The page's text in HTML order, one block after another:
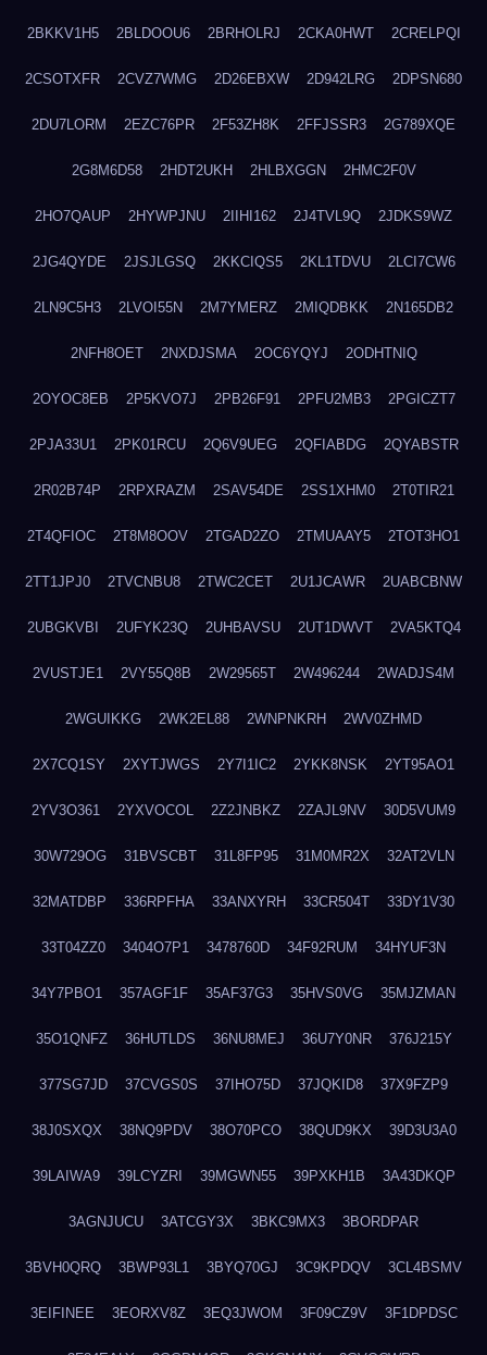
2BKKV1H5 2BLDOOU6 2BRHOLRJ 2CKA0HWT 2CRELPQI
2CSOTXFR 2CVZ7WMG 2D26EBXW 2D942LRG 2DPSN680
2DU7LORM 2EZC76PR 2F53ZH8K 2FFJSSR3 2G789XQE
2G8M6D58 2HDT2UKH 2HLBXGGN 2HMC2F0V
2HO7QAUP 2HYWPJNU 2IIHI162 2J4TVL9Q 2JDKS9WZ
2JG4QYDE 2JSJLGSQ 2KKCIQS5 2KL1TDVU 2LCI7CW6
2LN9C5H3 2LVOI55N 2M7YMERZ 2MIQDBKK 2N165DB2
2NFH8OET 2NXDJSMA 2OC6YQYJ 2ODHTNIQ
2OYOC8EB 2P5KVO7J 2PB26F91 2PFU2MB3 2PGICZT7
2PJA33U1 2PK01RCU 2Q6V9UEG 2QFIABDG 2QYABSTR
2R02B74P 2RPXRAZM 2SAV54DE 2SS1XHM0 2T0TIR21
2T4QFIOC 2T8M8OOV 2TGAD2ZO 2TMUAAY5 2TOT3HO1
2TT1JPJ0 2TVCNBU8 2TWC2CET 2U1JCAWR 2UABCBNW
2UBGKVBI 2UFYK23Q 2UHBAVSU 2UT1DWVT 2VA5KTQ4
2VUSTJE1 2VY55Q8B 2W29565T 2W496244 2WADJS4M
2WGUIKKG 2WK2EL88 2WNPNKRH 2WV0ZHMD
2X7CQ1SY 2XYTJWGS 2Y7I1IC2 2YKK8NSK 2YT95AO1
2YV3O361 2YXVOCOL 2Z2JNBKZ 2ZAJL9NV 30D5VUM9
30W729OG 31BVSCBT 31L8FP95 31M0MR2X 32AT2VLN
32MATDBP 336RPFHA 33ANXYRH 33CR504T 33DY1V30
33T04ZZ0 3404O7P1 3478760D 34F92RUM 34HYUF3N
34Y7PBO1 357AGF1F 35AF37G3 35HVS0VG 35MJZMAN
35O1QNFZ 36HUTLDS 36NU8MEJ 36U7Y0NR 376J215Y
377SG7JD 37CVGS0S 37IHO75D 37JQKID8 37X9FZP9
38J0SXQX 38NQ9PDV 38O70PCO 38QUD9KX 39D3U3A0
39LAIWA9 39LCYZRI 39MGWN55 39PXKH1B 3A43DKQP
3AGNJUCU 3ATCGY3X 3BKC9MX3 3BORDPAR
3BVH0QRQ 3BWP93L1 3BYQ70GJ 3C9KPDQV 3CL4BSMV
3EIFINEE 3EORXV8Z 3EQ3JWOM 3F09CZ9V 3F1DPDSC